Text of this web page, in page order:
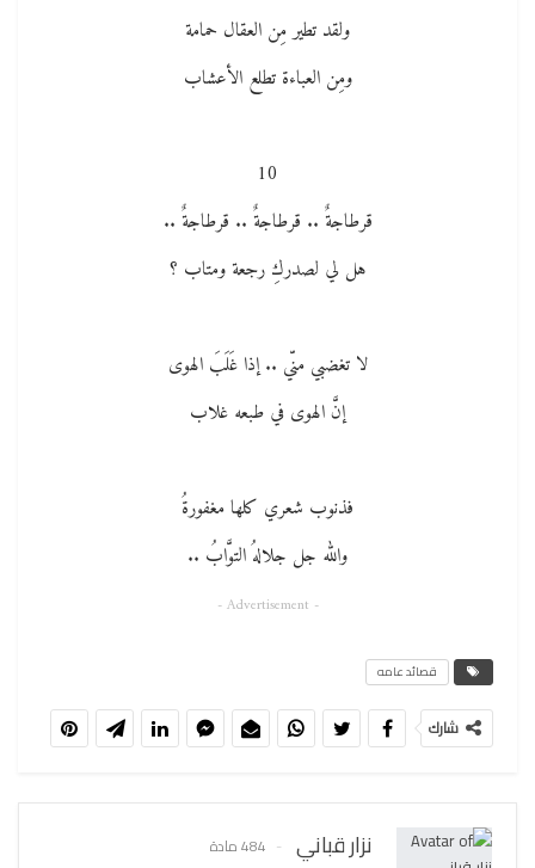
ولقد تطير مِن العقال حمامة
ومِن العباءة تطلع الأعشاب
10
قرطاجةٌ .. قرطاجةٌ .. قرطاجةٌ ..
هل لي لصدركِ رجعة ومتاب ؟
لا تغضبي منّي .. إذا غَلَبَ الهوى
إنَّ الهوى في طبعه غلاب
فذنوب شعري كلها مغفورةُ
والله جل جلالهُ التوَّابُ ..
- Advertisement -
قصائد عامه
شارك
نزار قباني 484 مادة